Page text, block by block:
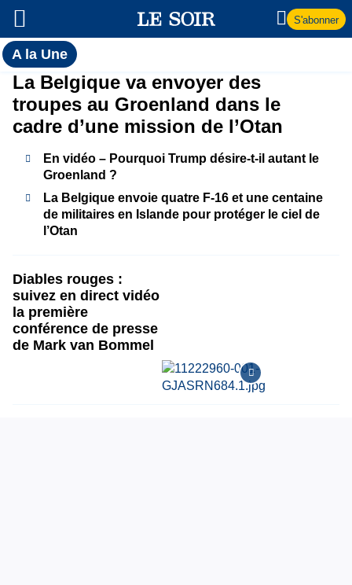
S'abonner
A la UneToutes
l'actualité
du Soir
A
la
Une
La Belgique va envoyer des
troupes au Groenland dans le
cadre d’une mission de l’Otan
En vidéo – Pourquoi Trump désire-t-il autant le
Groenland ?
La Belgique envoie quatre F-16 et une centaine
de militaires en Islande pour protéger le ciel de
l’Otan
Diables rouges :
suivez en direct vidéo
la première
conférence de presse
de Mark van Bommel